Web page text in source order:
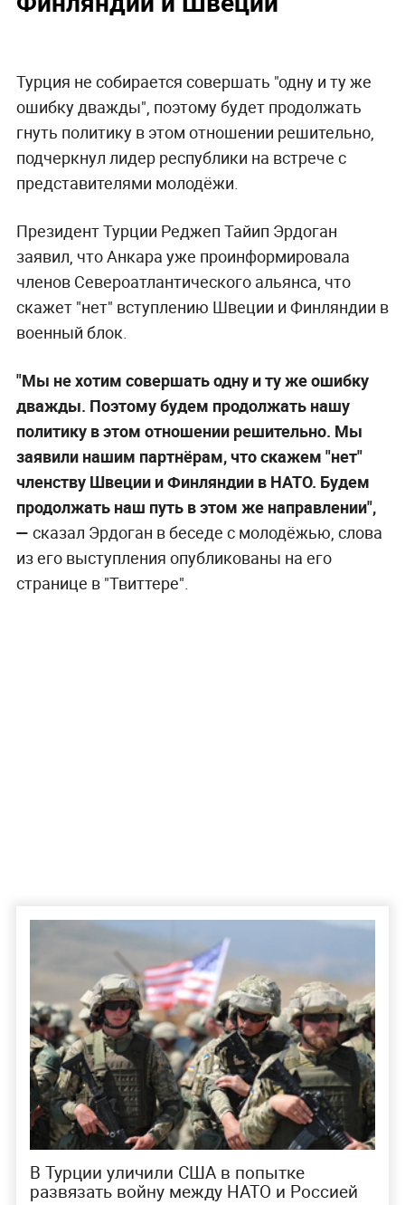
Турция не собирается совершать "одну и ту же
ошибку дважды", поэтому будет продолжать
гнуть политику в этом отношении решительно,
подчеркнул лидер республики на встрече с
представителями молодёжи.
Президент Турции Реджеп Тайип Эрдоган
заявил, что Анкара уже проинформировала
членов Североатлантического альянса, что
скажет "нет" вступлению Швеции и Финляндии в
военный блок.
"Мы не хотим совершать одну и ту же ошибку
дважды. Поэтому будем продолжать нашу
политику в этом отношении решительно. Мы
заявили нашим партнёрам, что скажем "нет"
членству Швеции и Финляндии в НАТО. Будем
продолжать наш путь в этом же направлении",
— сказал Эрдоган в беседе с молодёжью, слова
из его выступления опубликованы на его
странице в "Твиттере".
В Турции уличили США в попытке
развязать войну между НАТО и Россией